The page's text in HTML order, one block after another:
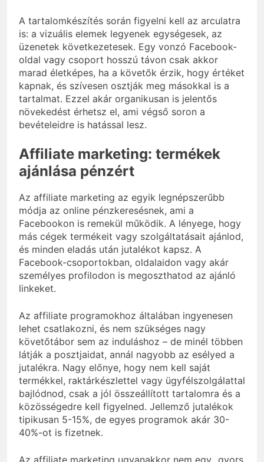
A tartalomkészítés során figyelni kell az arculatra
is: a vizuális elemek legyenek egységesek, az
üzenetek következetesek. Egy vonzó Facebook-
oldal vagy csoport hosszú távon csak akkor
marad életképes, ha a követők érzik, hogy értéket
kapnak, és szívesen osztják meg másokkal is a
tartalmat. Ezzel akár organikusan is jelentős
növekedést érhetsz el, ami végső soron a
bevételeidre is hatással lesz.
Affiliate marketing: termékek
ajánlása pénzért
Az affiliate marketing az egyik legnépszerűbb
módja az online pénzkeresésnek, ami a
Facebookon is remekül működik. A lényege, hogy
más cégek termékeit vagy szolgáltatásait ajánlod,
és minden eladás után jutalékot kapsz. A
Facebook-csoportokban, oldalaidon vagy akár
személyes profilodon is megoszthatod az ajánló
linkeket.
Az affiliate programokhoz általában ingyenesen
lehet csatlakozni, és nem szükséges nagy
követőtábor sem az induláshoz – de minél többen
látják a posztjaidat, annál nagyobb az esélyed a
jutalékra. Nagy előnye, hogy nem kell saját
termékkel, raktárkészlettel vagy ügyfélszolgálattal
bajlódnod, csak a jól összeállított tartalomra és a
közösségedre kell figyelned. Jellemző jutalékok
tipikusan 5-15%, de egyes programok akár 30-
40%-ot is fizetnek.